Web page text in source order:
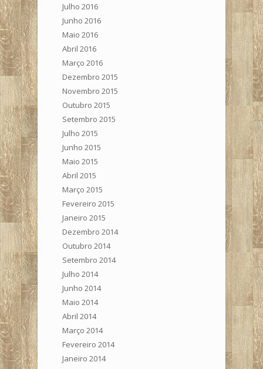
Julho 2016
Junho 2016
Maio 2016
Abril 2016
Março 2016
Dezembro 2015
Novembro 2015
Outubro 2015
Setembro 2015
Julho 2015
Junho 2015
Maio 2015
Abril 2015
Março 2015
Fevereiro 2015
Janeiro 2015
Dezembro 2014
Outubro 2014
Setembro 2014
Julho 2014
Junho 2014
Maio 2014
Abril 2014
Março 2014
Fevereiro 2014
Janeiro 2014